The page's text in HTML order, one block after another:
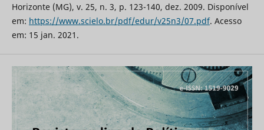
Horizonte (MG), v. 25, n. 3, p. 123-140, dez. 2009. Disponível
em: https://www.scielo.br/pdf/edur/v25n3/07.pdf. Acesso
em: 15 jan. 2021.